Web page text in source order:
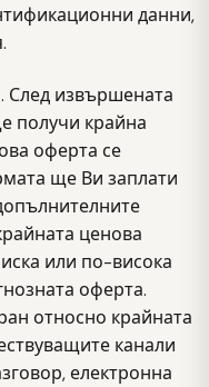
данни,
След извършената
получи крайна
оферта се
ще Ви заплати
ценова
или по-висока
оферта.
относно крайната
канали
електронна